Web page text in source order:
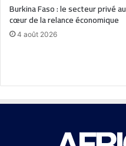
Burkina Faso : le secteur privé au
cœur de la relance économique
4 août 2026